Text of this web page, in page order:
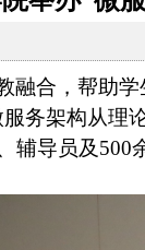
融合，帮助
务架构从理
辅导员及500